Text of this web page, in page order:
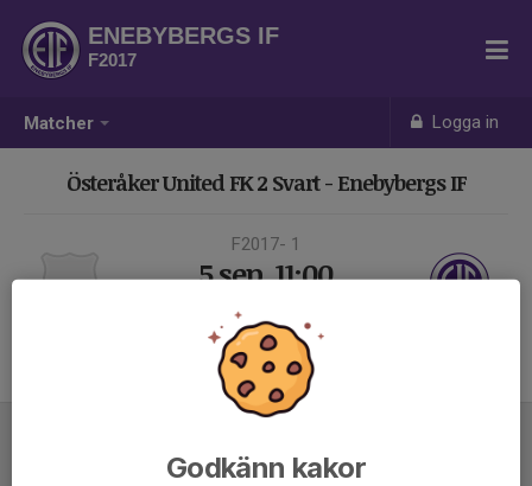
Matcher Logga in
ENEBYBERGS IF
F2017
Österåker United FK 2 Svart - Enebybergs IF
F2017- 1
5 sep, 11:00
Samling 10:30
LaguppställningGodkänn kakor